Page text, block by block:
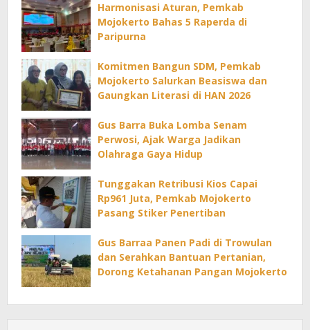
Harmonisasi Aturan, Pemkab
Mojokerto Bahas 5 Raperda di
Paripurna
Komitmen Bangun SDM, Pemkab
Mojokerto Salurkan Beasiswa dan
Gaungkan Literasi di HAN 2026
Gus Barra Buka Lomba Senam
Perwosi, Ajak Warga Jadikan
Olahraga Gaya Hidup
Tunggakan Retribusi Kios Capai
Rp961 Juta, Pemkab Mojokerto
Pasang Stiker Penertiban
Gus Barraa Panen Padi di Trowulan
dan Serahkan Bantuan Pertanian,
Dorong Ketahanan Pangan Mojokerto